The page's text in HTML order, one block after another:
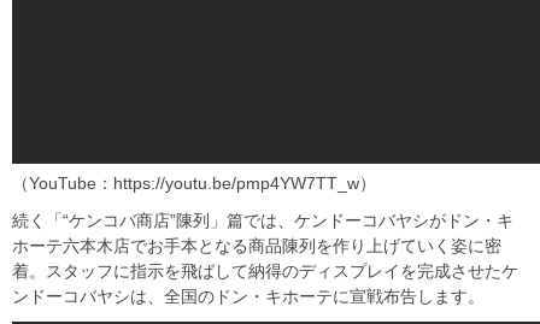
（YouTube：https://youtu.be/pmp4YW7TT_w）
続く「“ケンコバ商店”陳列」篇では、ケンドーコバヤシがドン・キ
ホーテ六本木店でお手本となる商品陳列を作り上げていく姿に密
着。スタッフに指示を飛ばして納得のディスプレイを完成させたケ
ンドーコバヤシは、全国のドン・キホーテに宣戦布告します。